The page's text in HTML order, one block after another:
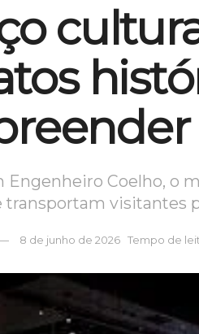
Engenheiro Coelho, o
transportam visitantes
8 de junho de 2026 Tempo de